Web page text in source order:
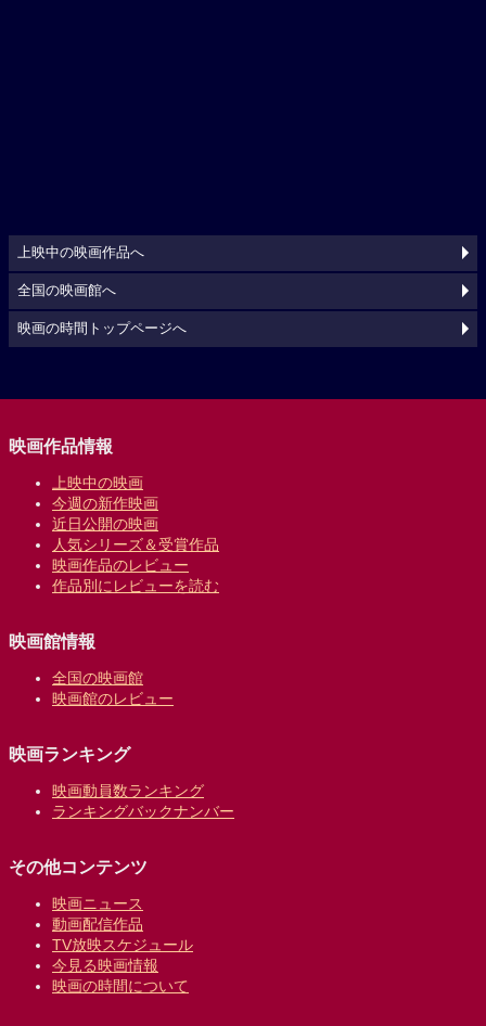
上映中の映画作品へ
全国の映画館へ
映画の時間トップページへ
映画作品情報
上映中の映画
今週の新作映画
近日公開の映画
人気シリーズ＆受賞作品
映画作品のレビュー
作品別にレビューを読む
映画館情報
全国の映画館
映画館のレビュー
映画ランキング
映画動員数ランキング
ランキングバックナンバー
その他コンテンツ
映画ニュース
動画配信作品
TV放映スケジュール
今見る映画情報
映画の時間について